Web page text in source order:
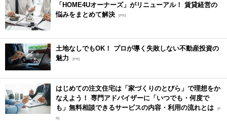
「HOME4Uオーナーズ」がリニューアル！ 賃貸経営の
悩みをまとめて解決 [PR]
土地なしでもOK！ プロが導く失敗しない不動産投資の
魅力
[PR]
はじめての注文住宅は「家づくりのとびら」で理想をか
なえよう！ 専門アドバイザーに「いつでも・何度で
も」無料相談できるサービスの内容・利用の流れとは [P
R]